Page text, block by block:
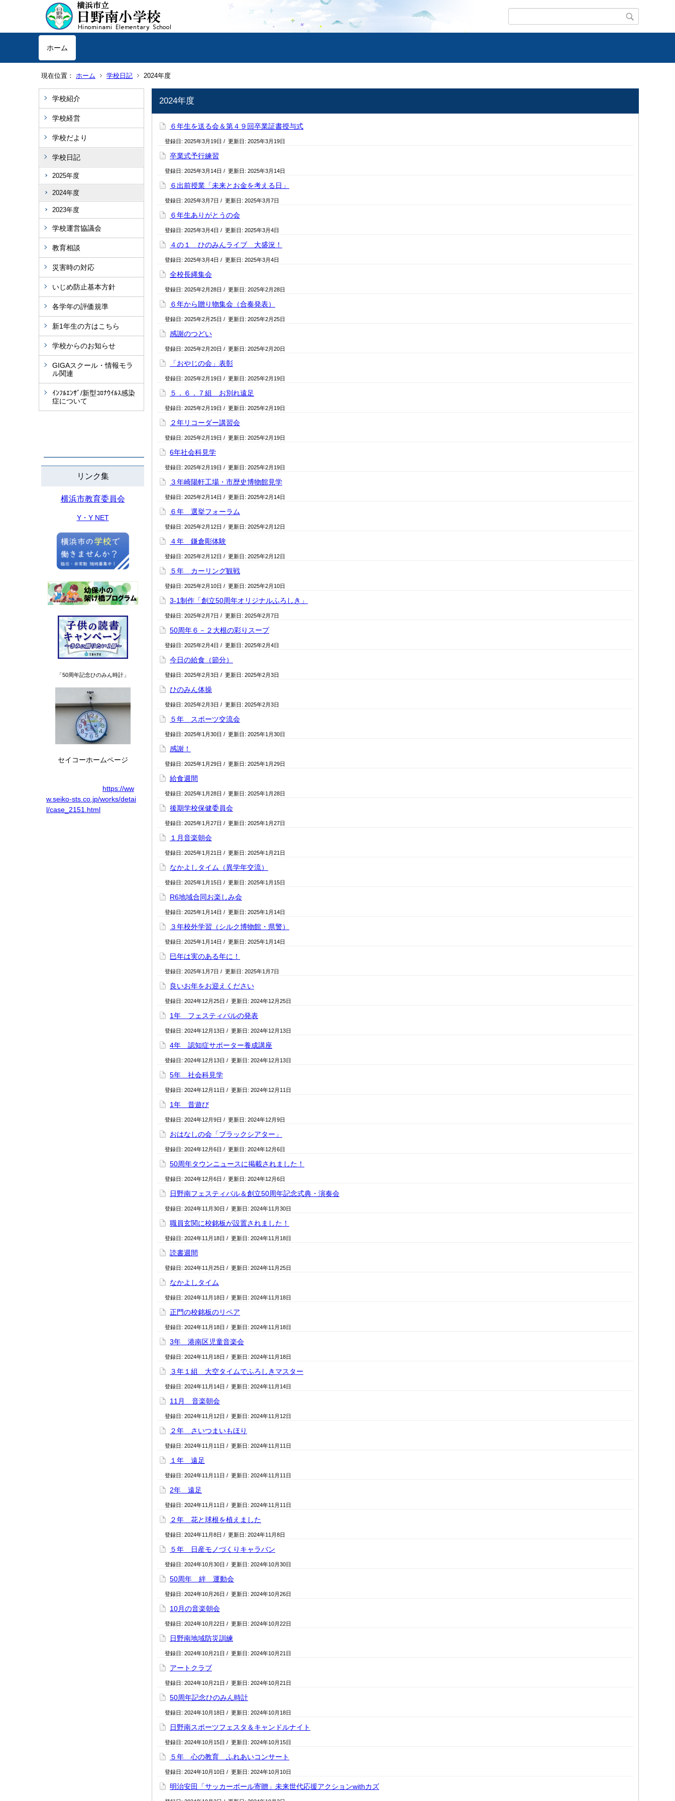
ホーム
現在位置： ホーム 学校日記 2024年度
学校紹介
学校経営
学校だより
学校日記
2025年度
2024年度
2023年度
学校運営協議会
教育相談
災害時の対応
いじめ防止基本方針
各学年の評価規準
新1年生の方はこちら
学校からのお知らせ
GIGAスクール・情報モラ
ル関連
ｲﾝﾌﾙｴﾝｻﾞ/新型ｺﾛﾅｳｲﾙｽ感染
症について
リンク集
横浜市教育委員会
Y・Y NET
「50周年記念ひのみん時計」
セイコーホームページ
https://ww
w.seiko-sts.co.jp/works/detai
l/case_2151.html
2024年度
６年生を送る会＆第４９回卒業証書授与式
登録日: 2025年3月19日 / 更新日: 2025年3月19日
卒業式予行練習
登録日: 2025年3月14日 / 更新日: 2025年3月14日
６出前授業「未来とお金を考える日」
登録日: 2025年3月7日 / 更新日: 2025年3月7日
６年生ありがとうの会
登録日: 2025年3月4日 / 更新日: 2025年3月4日
４の１ ひのみんライブ 大盛況！
登録日: 2025年3月4日 / 更新日: 2025年3月4日
全校長縄集会
登録日: 2025年2月28日 / 更新日: 2025年2月28日
６年から贈り物集会（合奏発表）
登録日: 2025年2月25日 / 更新日: 2025年2月25日
感謝のつどい
登録日: 2025年2月20日 / 更新日: 2025年2月20日
「おやじの会」表彰
登録日: 2025年2月19日 / 更新日: 2025年2月19日
５．６．７組 お別れ遠足
登録日: 2025年2月19日 / 更新日: 2025年2月19日
２年リコーダー講習会
登録日: 2025年2月19日 / 更新日: 2025年2月19日
6年社会科見学
登録日: 2025年2月19日 / 更新日: 2025年2月19日
３年崎陽軒工場・市歴史博物館見学
登録日: 2025年2月14日 / 更新日: 2025年2月14日
６年 選挙フォーラム
登録日: 2025年2月12日 / 更新日: 2025年2月12日
４年 鎌倉彫体験
登録日: 2025年2月12日 / 更新日: 2025年2月12日
５年 カーリング観戦
登録日: 2025年2月10日 / 更新日: 2025年2月10日
3-1制作「創立50周年オリジナルふろしき」
登録日: 2025年2月7日 / 更新日: 2025年2月7日
50周年６－２大根の彩りスープ
登録日: 2025年2月4日 / 更新日: 2025年2月4日
今日の給食（節分）
登録日: 2025年2月3日 / 更新日: 2025年2月3日
ひのみん体操
登録日: 2025年2月3日 / 更新日: 2025年2月3日
５年 スポーツ交流会
登録日: 2025年1月30日 / 更新日: 2025年1月30日
感謝！
登録日: 2025年1月29日 / 更新日: 2025年1月29日
給食週間
登録日: 2025年1月28日 / 更新日: 2025年1月28日
後期学校保健委員会
登録日: 2025年1月27日 / 更新日: 2025年1月27日
１月音楽朝会
登録日: 2025年1月21日 / 更新日: 2025年1月21日
なかよしタイム（異学年交流）
登録日: 2025年1月15日 / 更新日: 2025年1月15日
R6地域合同お楽しみ会
登録日: 2025年1月14日 / 更新日: 2025年1月14日
３年校外学習（シルク博物館・県警）
登録日: 2025年1月14日 / 更新日: 2025年1月14日
巳年は実のある年に！
登録日: 2025年1月7日 / 更新日: 2025年1月7日
良いお年をお迎えください
登録日: 2024年12月25日 / 更新日: 2024年12月25日
1年 フェスティバルの発表
登録日: 2024年12月13日 / 更新日: 2024年12月13日
4年 認知症サポーター養成講座
登録日: 2024年12月13日 / 更新日: 2024年12月13日
5年 社会科見学
登録日: 2024年12月11日 / 更新日: 2024年12月11日
1年 昔遊び
登録日: 2024年12月9日 / 更新日: 2024年12月9日
おはなしの会「ブラックシアター」
登録日: 2024年12月6日 / 更新日: 2024年12月6日
50周年タウンニュースに掲載されました！
登録日: 2024年12月6日 / 更新日: 2024年12月6日
日野南フェスティバル＆創立50周年記念式典・演奏会
登録日: 2024年11月30日 / 更新日: 2024年11月30日
職員玄関に校銘板が設置されました！
登録日: 2024年11月18日 / 更新日: 2024年11月18日
読書週間
登録日: 2024年11月25日 / 更新日: 2024年11月25日
なかよしタイム
登録日: 2024年11月18日 / 更新日: 2024年11月18日
正門の校銘板のリペア
登録日: 2024年11月18日 / 更新日: 2024年11月18日
3年 港南区児童音楽会
登録日: 2024年11月18日 / 更新日: 2024年11月18日
３年１組 大空タイムでふろしきマスター
登録日: 2024年11月14日 / 更新日: 2024年11月14日
11月 音楽朝会
登録日: 2024年11月12日 / 更新日: 2024年11月12日
２年 さいつまいもほり
登録日: 2024年11月11日 / 更新日: 2024年11月11日
１年 遠足
登録日: 2024年11月11日 / 更新日: 2024年11月11日
2年 遠足
登録日: 2024年11月11日 / 更新日: 2024年11月11日
２年 花と球根を植えました
登録日: 2024年11月8日 / 更新日: 2024年11月8日
５年 日産モノづくりキャラバン
登録日: 2024年10月30日 / 更新日: 2024年10月30日
50周年 絆 運動会
登録日: 2024年10月26日 / 更新日: 2024年10月26日
10月の音楽朝会
登録日: 2024年10月22日 / 更新日: 2024年10月22日
日野南地域防災訓練
登録日: 2024年10月21日 / 更新日: 2024年10月21日
アートクラブ
登録日: 2024年10月21日 / 更新日: 2024年10月21日
50周年記念ひのみん時計
登録日: 2024年10月18日 / 更新日: 2024年10月18日
日野南スポーツフェスタ＆キャンドルナイト
登録日: 2024年10月15日 / 更新日: 2024年10月15日
５年 心の教育 ふれあいコンサート
登録日: 2024年10月10日 / 更新日: 2024年10月10日
明治安田「サッカーボール寄贈」未来世代応援アクションwithカズ